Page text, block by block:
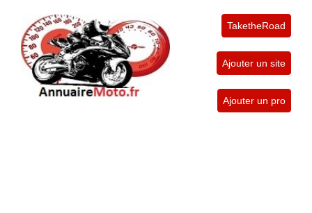
TaketheRoad
Ajouter un site
Ajouter un pro